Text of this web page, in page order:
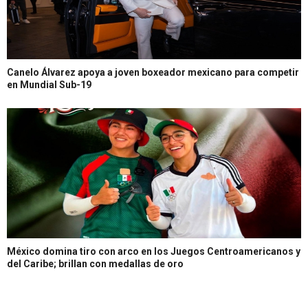
Canelo Álvarez apoya a joven boxeador mexicano para competir
en Mundial Sub-19
México domina tiro con arco en los Juegos Centroamericanos y
del Caribe; brillan con medallas de oro